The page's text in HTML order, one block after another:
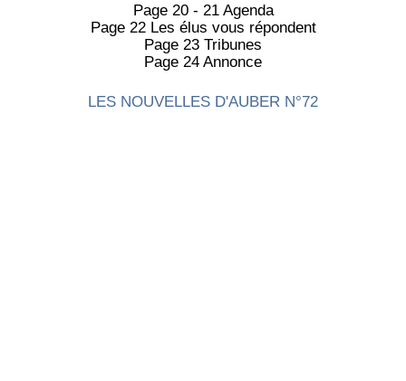
Page 20 - 21 Agenda
Page 22 Les élus vous répondent
Page 23 Tribunes
Page 24 Annonce
LES NOUVELLES D'AUBER N°72